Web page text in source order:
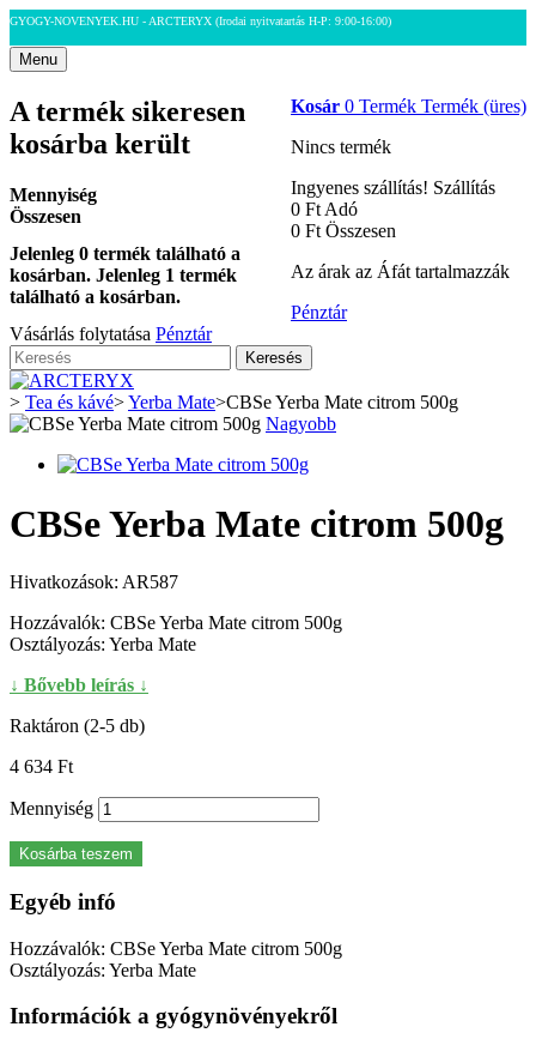
GYOGY-NOVENYEK.HU - ARCTERYX (Irodai nyitvatartás H-P: 9:00-16:00)
Menu
Kosár 0 Termék Termék (üres)
Nincs termék
Ingyenes szállítás! Szállítás
0 Ft‎ Adó
0 Ft‎ Összesen
Az árak az Áfát tartalmazzák
Pénztár
A termék sikeresen
kosárba került
Mennyiség
Összesen
Jelenleg 0 termék található a
kosárban. Jelenleg 1 termék
található a kosárban.
Vásárlás folytatása Pénztár
Keresés
> Tea és kávé>Yerba Mate>CBSe Yerba Mate citrom 500g
Nagyobb
CBSe Yerba Mate citrom 500g
Hivatkozások: AR587
Hozzávalók: CBSe Yerba Mate citrom 500g
Osztályozás: Yerba Mate
↓ Bővebb leírás ↓
Raktáron (2-5 db)
4 634 Ft‎
Mennyiség
Kosárba teszem
Egyéb infó
Hozzávalók: CBSe Yerba Mate citrom 500g
Osztályozás: Yerba Mate
Információk a gyógynövényekről